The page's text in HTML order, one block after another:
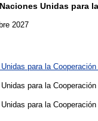
Unidas para la
2027
para la Cooperación
para la Cooperación
para la Cooperación